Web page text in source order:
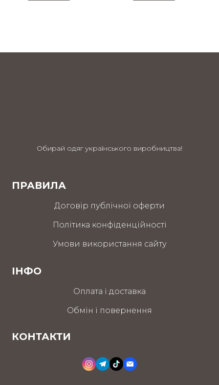
Обирай одяг українського виробництва!
ПРАВИЛА
Договір публічної оферти
Політика конфіденційності
Умови використання сайту
ІНФО
Оплата і доставка
Обмін і повернення
КОНТАКТИ